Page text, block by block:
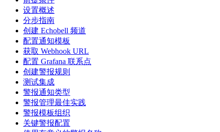
设置概述
分步指南
创建 Echobell 频道
配置通知模板
获取 Webhook URL
配置 Grafana 联系点
创建警报规则
测试集成
警报通知类型
警报管理最佳实践
警报模板组织
关键警报配置